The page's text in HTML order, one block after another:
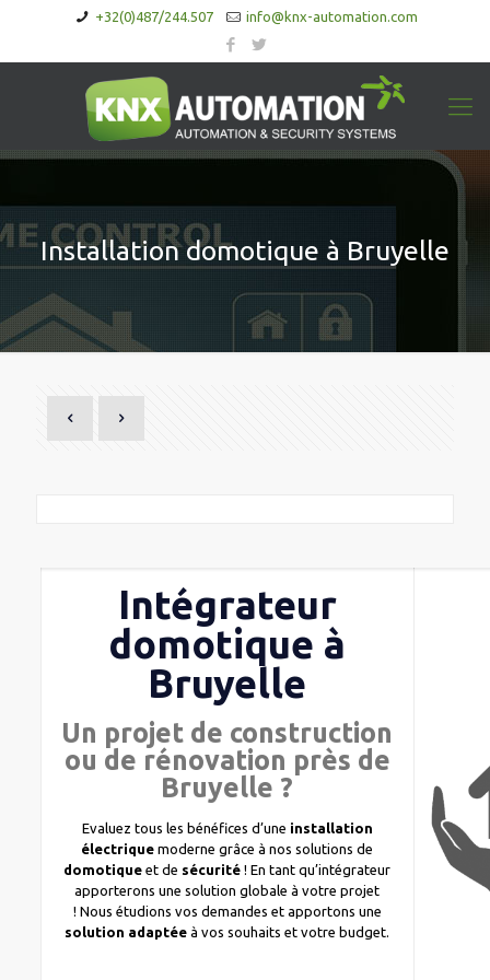
+32(0)487/244.507 info@knx-automation.com
Installation domotique à Bruyelle
Intégrateur
domotique à
Bruyelle
Un projet de construction
ou de rénovation près de
Bruyelle ?
Evaluez tous les bénéfices d’une installation
électrique moderne grâce à nos solutions de
domotique et de sécurité ! En tant qu’intégrateur
apporterons une solution globale à votre projet
! Nous étudions vos demandes et apportons une
solution adaptéeà vos souhaits et votre budget.